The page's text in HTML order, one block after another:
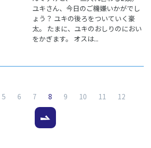
ユキさん、今日のご機嫌いかがでし
ょう？ ユキの後ろをついていく豪
太。 たまに、ユキのおしりのにおい
をかぎます。 オスは...
5 6 7 8 （現在のページ）
9 10 11 12